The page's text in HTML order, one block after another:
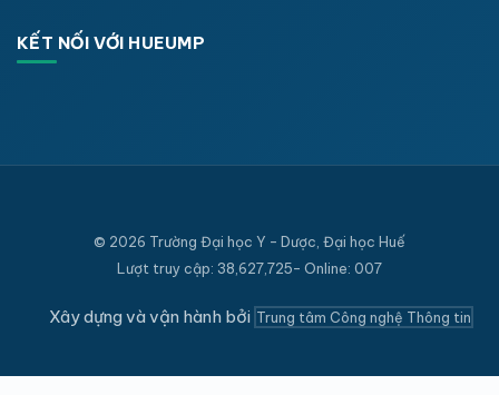
KẾT NỐI VỚI HUEUMP
© 2026 Trường Đại học Y - Dược, Đại học Huế
Lượt truy cập: 38,627,725- Online: 007
Xây dựng và vận hành bởi Trung tâm Công nghệ Thông tin